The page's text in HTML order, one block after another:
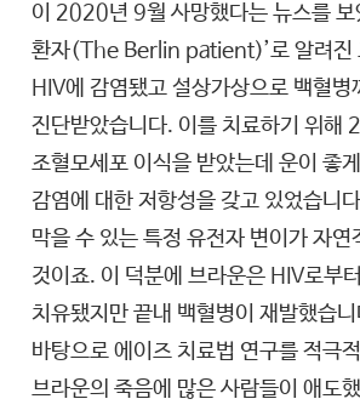
이 2020년 9월 사망했다는 뉴스를 보
환자(The Berlin patient)’로 알려진
HIV에 감염됐고 설상가상으로 백혈병
진단받았습니다. 이를 치료하기 위해
조혈모세포 이식을 받았는데 운이 좋
감염에 대한 저항성을 갖고 있었습니
막을 수 있는 특정 유전자 변이가 자연
것이죠. 이 덕분에 브라운은 HIV로부
치유됐지만 끝내 백혈병이 재발했습
바탕으로 에이즈 치료법 연구를 적극
브라운의 죽음에 많은 사람들이 애도